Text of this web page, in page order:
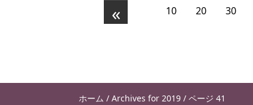
« 10 20 30
ホーム / Archives for 2019 / ページ 41